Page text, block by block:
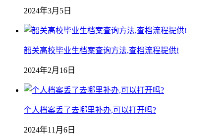
2024年3月5日
韶关高校毕业生档案查询方法,查档流程提供!
2024年2月16日
个人档案丢了去哪里补办,可以打开吗?
2024年11月6日